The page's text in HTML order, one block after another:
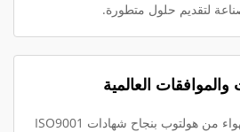
لتقديم حلول متطورة.
والموافقات العالمية
اجتازت وحدات مناولة الهواء من هولتوب بنجاح شهادات ISO9001